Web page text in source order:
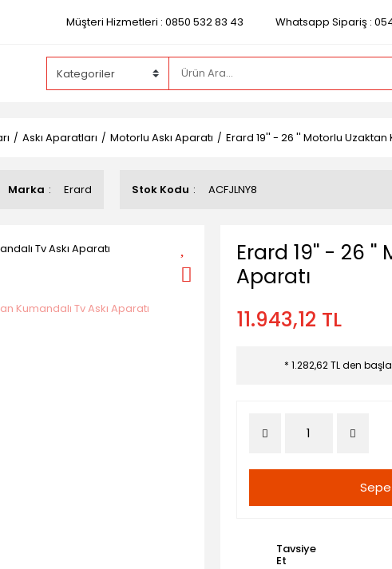
Müşteri Hizmetleri : 0850 532 83 43 Whatsapp Sipariş :
Askı Aparatları Motorlu Askı Aparatı Erard 19'' - 26 '' Motorlu Uzaktan
Marka Erard Stok Kodu ACFJLNY8
Erard 19'' - 26 ''
Aparatı
11.943,12 TL
* 1.282,62 TL den
Tavsiye
Et